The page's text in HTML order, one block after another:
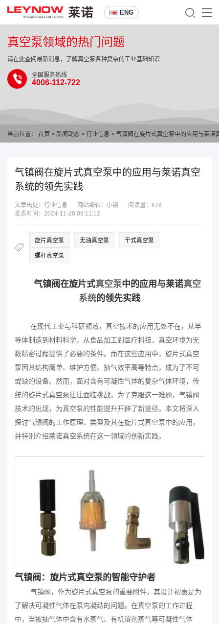
ENG
真空泵领域的热门问题
请在此查阅最新消息，了解真空泵各种复杂的工业基础知识
全国服务热线
4006-112-722
当前位置： 首页 > 新闻动态 > 行业信息 > 气镇阀在旋片式真空泵中的应用与莱诺
气镇阀在旋片式真空泵中的应用与莱诺真空
系统的领先实践
文章出处：行业信息 网站编辑：小编 阅读量： 679
发表时间：2024-11-28 09:11:12
旋片真空泵 无油真空泵 干式真空泵
螺杆真空泵
气镇阀在旋片式真空泵中的应用与莱诺真空
系统的领先实践
在现代工业与科研领域， 真空技术的应用无处不在，从半
导体制造到材料科学，从食品加工到医疗科技，真空环境为无
数精密过程提供了必要的条件。而在这些应用中， 旋片式真空
泵因其结构简单、维护方便、抽气效率高等特点，成为了不可
或缺的设备。然而，面对含有可凝性气体的复杂气体环境，传
统的旋片式真空泵往往面临挑战。为了克服这一难题，气镇阀
技术的出现，为真空泵的性能提升开辟了新途径。本文将深入
探讨气镇阀的工作原理、类型及其在旋片式真空泵中的应用，
并特别介绍莱诺真空系统在这一领域的创新实践。
气镇阀：旋片式真空泵的智能守护者
气镇阀，作为旋片式真空泵的重要附件，其设计初衷是为
了解决可凝性气体在泵内凝结的问题。在真空泵的工作过程
中，当被抽气体中含有水蒸气、有机溶剂蒸气等可凝性气体